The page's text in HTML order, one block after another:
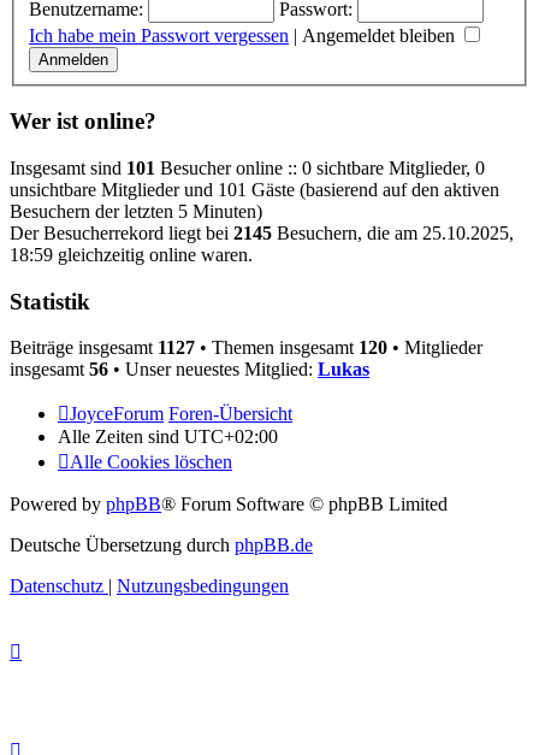
Benutzername:
Passwort:
Ich habe mein Passwort vergessen | Angemeldet bleiben
Wer ist online?
Insgesamt sind 101 Besucher online :: 0 sichtbare Mitglieder, 0
unsichtbare Mitglieder und 101 Gäste (basierend auf den aktiven
Besuchern der letzten 5 Minuten)
Der Besucherrekord liegt bei 2145 Besuchern, die am 25.10.2025,
18:59 gleichzeitig online waren.
Statistik
Beiträge insgesamt 1127 • Themen insgesamt 120 • Mitglieder
insgesamt 56 • Unser neuestes Mitglied: Lukas
JoyceForum Foren-Übersicht
Alle Zeiten sind UTC+02:00
Alle Cookies löschen
Powered by phpBB® Forum Software © phpBB Limited
Deutsche Übersetzung durch phpBB.de
Datenschutz | Nutzungsbedingungen